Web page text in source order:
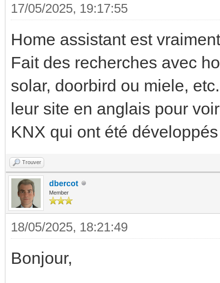
17/05/2025, 19:17:55
Home assistant est
Fait des recherches avec
solar, doorbird ou miele,
leur site en anglais pour
KNX qui ont été
Trouver
dbercot
Member
18/05/2025, 18:21:49
Bonjour,